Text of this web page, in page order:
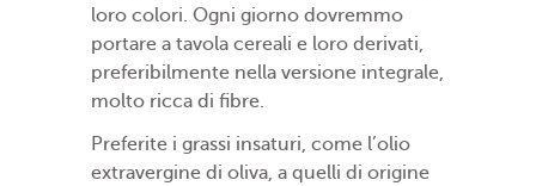
loro colori. Ogni giorno dovremmo
portare a tavola cereali e loro derivati,
preferibilmente nella versione integrale,
molto ricca di fibre.
Preferite i grassi insaturi, come l’olio
extravergine di oliva, a quelli di origine